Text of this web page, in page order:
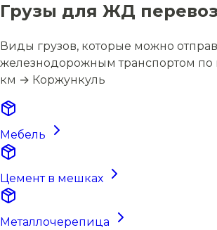
Грузы для ЖД
Виды грузов, которые можно
железнодорожным транспортом по
км → Коржункуль
Мебель
Цемент в мешках
Металлочерепица